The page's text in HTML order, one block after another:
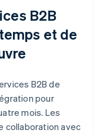
B2B
et de
B2B de
pour
mois. Les
collaboration avec